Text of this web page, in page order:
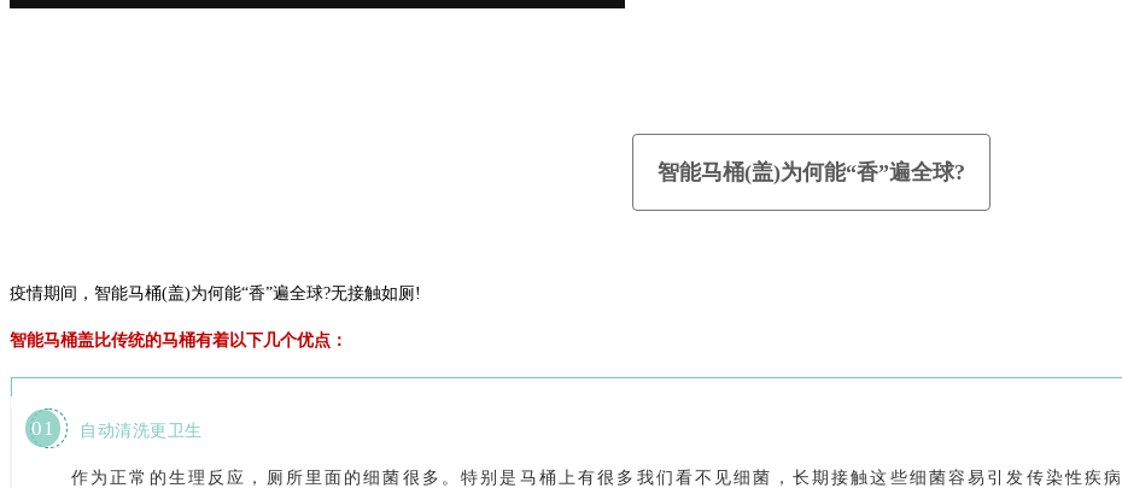
智能马桶(盖)为何能“香”遍全球?
疫情期间，智能马桶(盖)为何能“香”遍全球?无接触如厕!
智能马桶盖比传统的马桶有着以下几个优点：
01 自动清洗更卫生
作为正常的生理反应，厕所里面的细菌很多。特别是马桶上有很多我们看不见细菌，长期接触这些细菌容易引发传染性疾